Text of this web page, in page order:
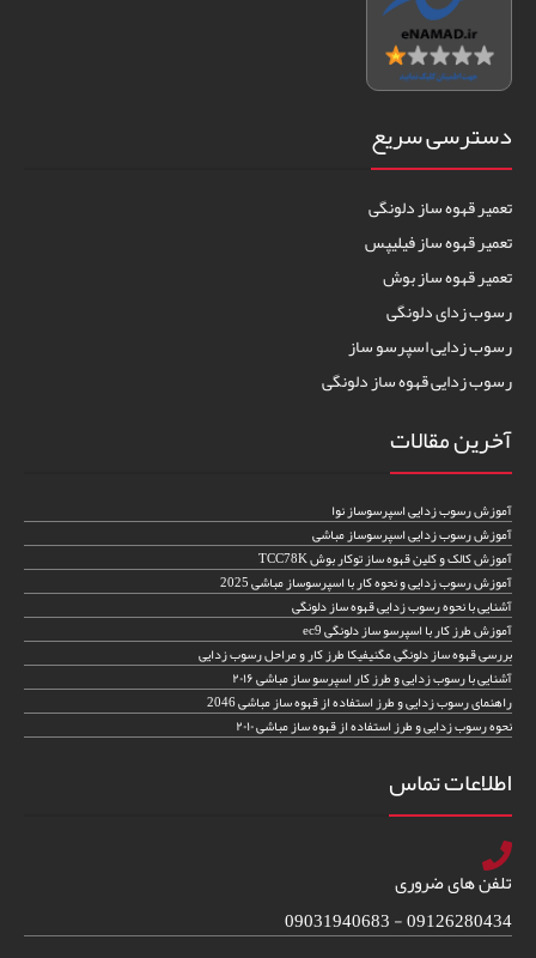
دسترسی سریع
تعمیر قهوه ساز دلونگی
تعمیر قهوه ساز فیلیپس
تعمیر قهوه ساز بوش
رسوب زدای دلونگی
رسوب زدایی اسپرسو ساز
رسوب زدایی قهوه ساز دلونگی
آخرین مقالات
آموزش رسوب زدایی اسپرسوساز نوا
آموزش رسوب زدایی اسپرسوساز مباشی
آموزش کالک و کلین قهوه ساز توکار بوش TCC78K
آموزش رسوب زدایی و نحوه کار با اسپرسوساز مباشی 2025
آشنایی با نحوه رسوب زدایی قهوه ساز دلونگی
آموزش طرز کار با اسپرسو ساز دلونگی ec9
بررسی قهوه ساز دلونگی مگنیفیکا طرز کار و مراحل رسوب زدایی
آشنایی با رسوب زدایی و طرز کار اسپرسو ساز مباشی ۲۰۱۶
راهنمای رسوب زدایی و طرز استفاده از قهوه ساز مباشی 2046
نحوه رسوب زدایی و طرز استفاده از قهوه ساز مباشی ۲۰۱۰
اطلاعات تماس
تلفن های ضروری
09126280434 - 09031940683